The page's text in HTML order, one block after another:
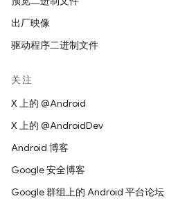
出厂映像
驱动程序二进制文件
关注
X 上的 @Android
X 上的 @AndroidDev
Android 博客
Google 安全博客
Google 群组上的 Android 平台论坛